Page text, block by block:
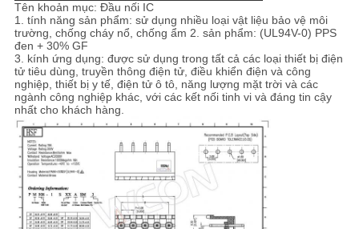
Tên khoản mục: Đầu nối IC
1. tính năng sản phẩm: sử dụng nhiều loại vật liệu bảo vệ môi
trường, chống cháy nổ, chống ẩm 2. sản phẩm: (UL94V-0) PPS
đen + 30% GF
3. kính ứng dụng: được sử dụng trong tất cả các loại thiết bị điện
tử tiêu dùng, truyền thông điện tử, điều khiển điện và công
nghiệp, thiết bị y tế, điện tử ô tô, năng lượng mặt trời và các
ngành công nghiệp khác, với các kết nối tinh vi và đáng tin cậy
nhất cho khách hàng.